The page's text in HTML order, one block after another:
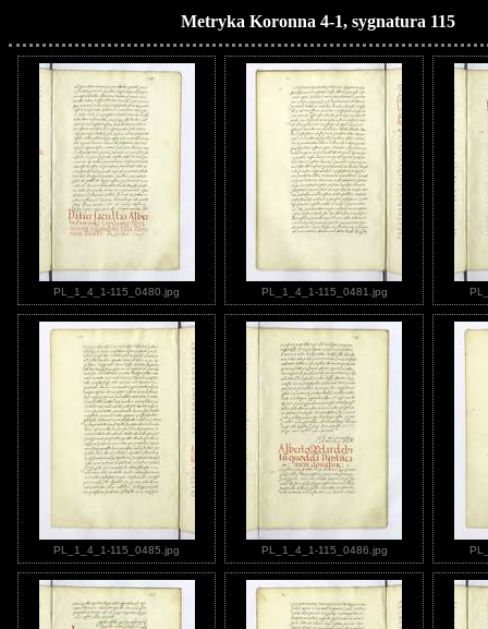
Metryka Koronna 4-1, sygnatura 115
PL_1_4_1-115_0480.jpg PL_1_4_1-115_0481.jpg
PL_1_4_1-115_0485.jpg PL_1_4_1-115_0486.jpg